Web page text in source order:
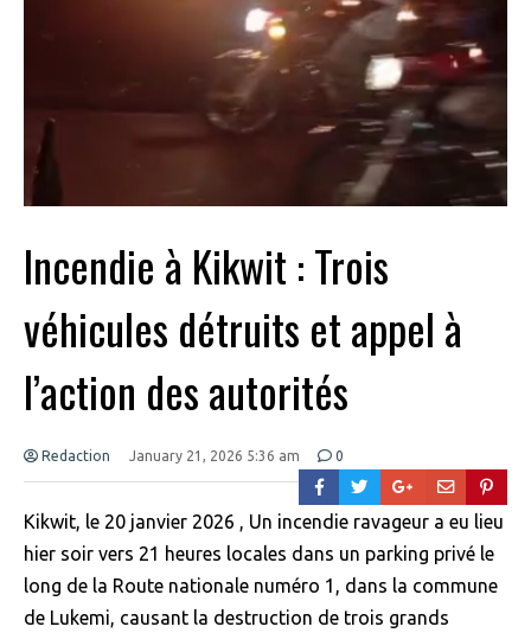
Incendie à Kikwit : Trois
véhicules détruits et appel à
l’action des autorités
Redaction January 21, 2026 5:36 am 0
Kikwit, le 20 janvier 2026 , Un incendie ravageur a eu lieu
hier soir vers 21 heures locales dans un parking privé le
long de la Route nationale numéro 1, dans la commune
de Lukemi, causant la destruction de trois grands